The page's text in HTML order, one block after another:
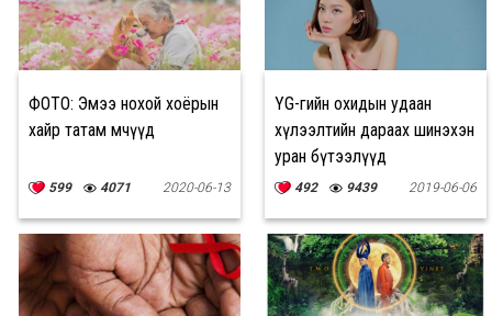
ФОТО: Эмээ нохой хоёрын
хайр татам мөчүүд
599 4071 2020-06-13
YG-гийн охидын удаан
хүлээлтийн дараах шинэхэн
уран бүтээлүүд
492 9439 2019-06-06